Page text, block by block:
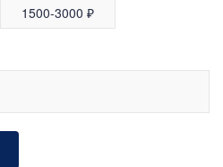
1500-3000 ₽